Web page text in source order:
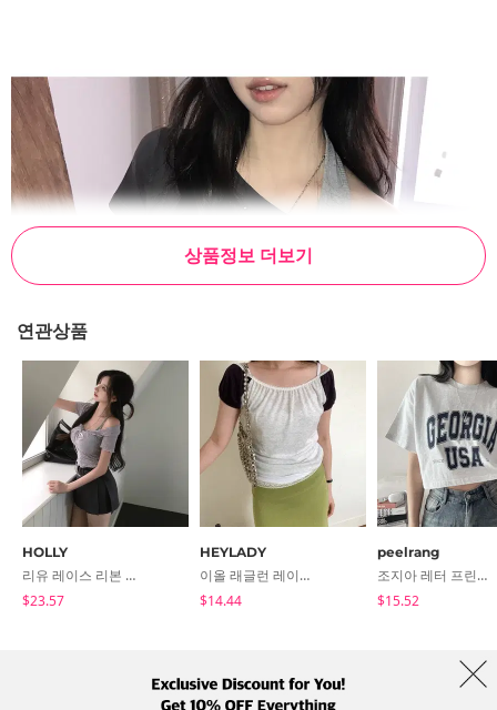
상품정보 더보기
연관상품
HOLLY
리유 레이스 리본 링클 반팔티
$23.57
HEYLADY
이올 래글런 레이스 오프숄더티
$14.44
peelrang
조지아 레터 프린팅 크롭 반팔 티셔츠 3color
$15.52
이용약관 개인정보 처리방침